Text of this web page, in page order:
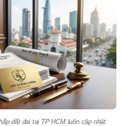
đất đai tại TP HCM luôn cập nhật